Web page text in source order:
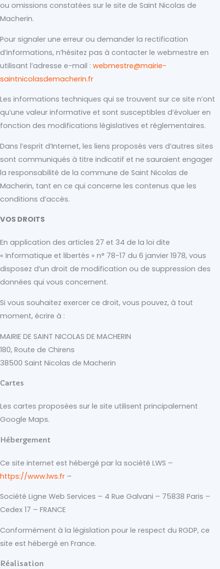
ou omissions constatées sur le site de Saint Nicolas de
Macherin.
Pour signaler une erreur ou demander la rectification
d’informations, n’hésitez pas à contacter le webmestre en
utilisant l’adresse e-mail : webmestre@mairie-
saintnicolasdemacherin.fr
Les informations techniques qui se trouvent sur ce site n’ont
qu’une valeur informative et sont susceptibles d’évoluer en
fonction des modifications législatives et réglementaires.
Dans l’esprit d’Internet, les liens proposés vers d’autres sites
sont communiqués à titre indicatif et ne sauraient engager
la responsabilité de la commune de Saint Nicolas de
Macherin, tant en ce qui concerne les contenus que les
conditions d’accès.
VOS DROITS
En application des articles 27 et 34 de la loi dite
« Informatique et libertés » n° 78-17 du 6 janvier 1978, vous
disposez d’un droit de modification ou de suppression des
données qui vous concernent.
Si vous souhaitez exercer ce droit, vous pouvez, à tout
moment, écrire à :
MAIRIE DE SAINT NICOLAS DE MACHERIN
180, Route de Chirens
38500 Saint Nicolas de Macherin
Cartes
Les cartes proposées sur le site utilisent principalement
Google Maps.
Hébergement
Ce site internet est hébergé par la société LWS –
https://www.lws.fr –
Société Ligne Web Services – 4 Rue Galvani – 75838 Paris –
Cedex 17 – FRANCE
Conformément à la législation pour le respect du RGDP, ce
site est hébergé en France.
Réalisation